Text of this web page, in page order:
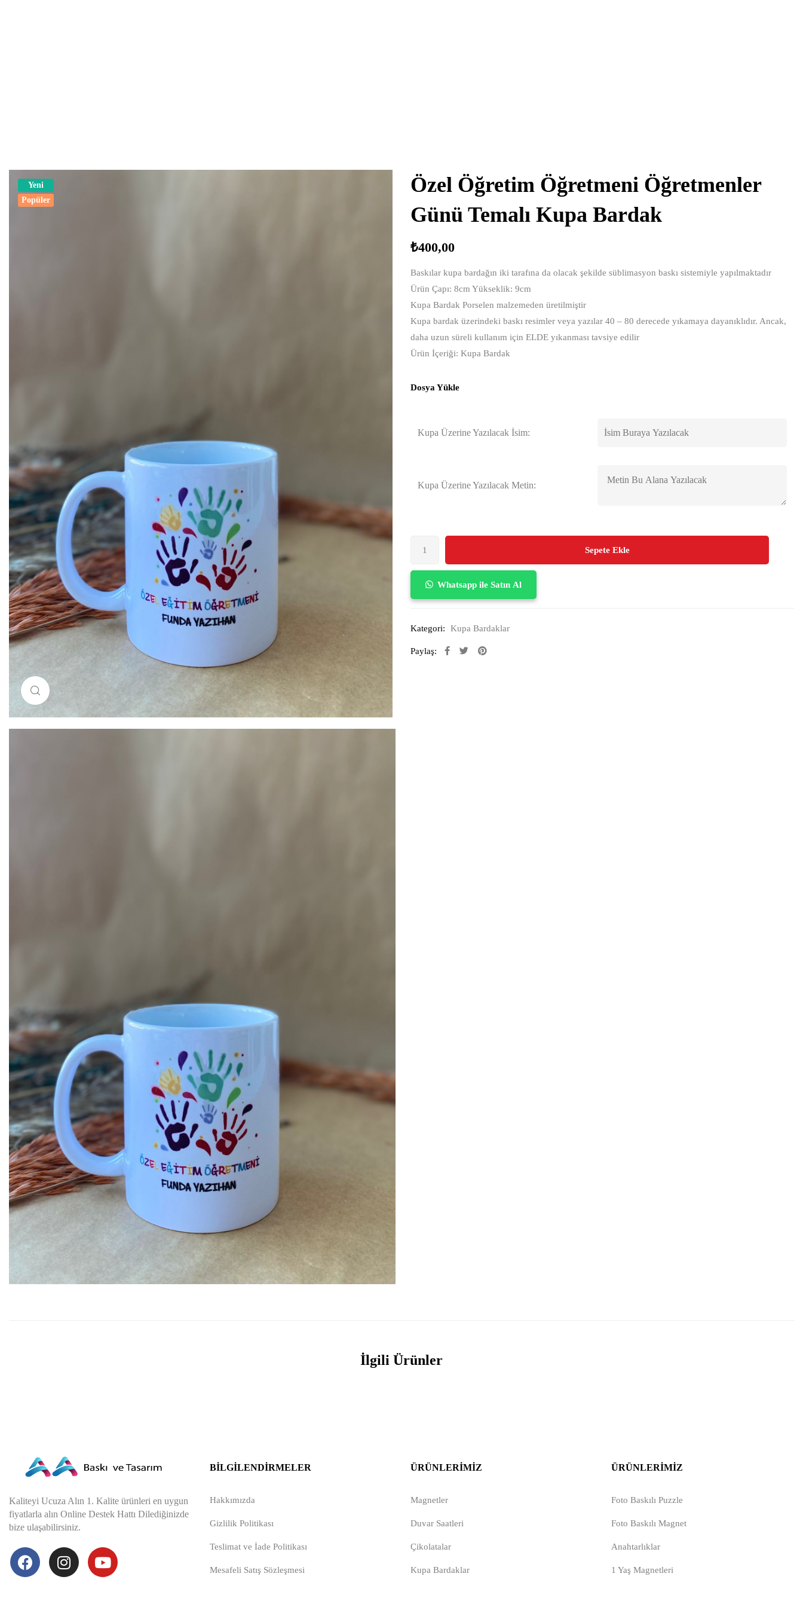
Yeni
Popüler
Resimi büyütmek için tıklayın
Özel Öğretim Öğretmeni Öğretmenler
Günü Temalı Kupa Bardak
₺400,00
Baskılar kupa bardağın iki tarafına da olacak şekilde süblimasyon baskı sistemiyle yapılmaktadır
Ürün Çapı: 8cm Yükseklik: 9cm
Kupa Bardak Porselen malzemeden üretilmiştir
Kupa bardak üzerindeki baskı resimler veya yazılar 40 – 80 derecede yıkamaya dayanıklıdır. Ancak,
daha uzun süreli kullanım için ELDE yıkanması tavsiye edilir
Ürün İçeriği: Kupa Bardak
Dosya Yükle
Kupa Üzerine Yazılacak İsim:
Kupa Üzerine Yazılacak Metin:
Sepete Ekle
Whatsapp ile Satın Al
Kategori: Kupa Bardaklar
Paylaş:
İlgili Ürünler
Kaliteyi Ucuza Alın 1. Kalite ürünleri en uygun
fiyatlarla alın Online Destek Hattı Dilediğinizde
bize ulaşabilirsiniz.
BILGILENDIRMELER
Hakkımızda
Gizlilik Politikası
Teslimat ve İade Politikası
Mesafeli Satış Sözleşmesi
ÜRÜNLERIMIZ
Magnetler
Duvar Saatleri
Çikolatalar
Kupa Bardaklar
ÜRÜNLERIMIZ
Foto Baskılı Puzzle
Foto Baskılı Magnet
Anahtarlıklar
1 Yaş Magnetleri